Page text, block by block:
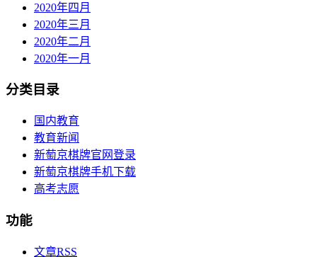
2020年四月
2020年三月
2020年二月
2020年一月
分类目录
国内教育
教育新闻
新萄京棋牌官网登录
新萄京棋牌手机下载
高考志愿
功能
文章RSS